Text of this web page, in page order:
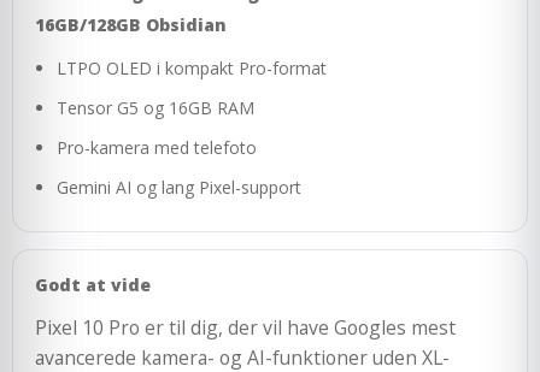
16GB/128GB Obsidian
LTPO OLED i kompakt Pro-format
Tensor G5 og 16GB RAM
Pro-kamera med telefoto
Gemini AI og lang Pixel-support
Godt at vide
Pixel 10 Pro er til dig, der vil have Googles mest
avancerede kamera- og AI-funktioner uden XL-